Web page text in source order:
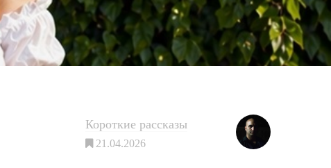
Короткие рассказы
21.04.2026